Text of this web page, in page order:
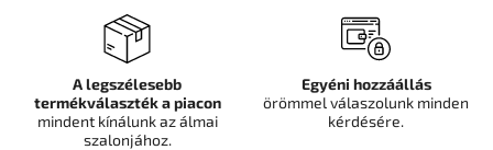
A legszélesebb
termékválaszték a piacon
mindent kínálunk az álmai
szalonjához.
Egyéni hozzáállás
örömmel válaszolunk minden
kérdésére.